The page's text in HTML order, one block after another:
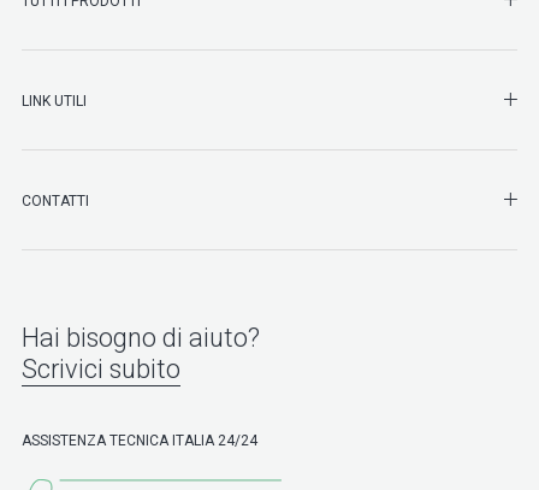
LINK UTILI
CONTATTI
Hai bisogno di aiuto?
Scrivici subito
ASSISTENZA TECNICA ITALIA 24/24